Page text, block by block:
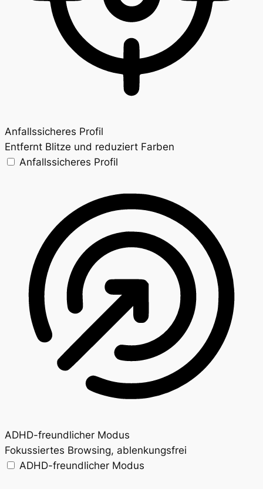
Anfallssicheres Profil
Entfernt Blitze und reduziert Farben
Anfallssicheres Profil
ADHD-freundlicher Modus
Fokussiertes Browsing, ablenkungsfrei
ADHD-freundlicher Modus